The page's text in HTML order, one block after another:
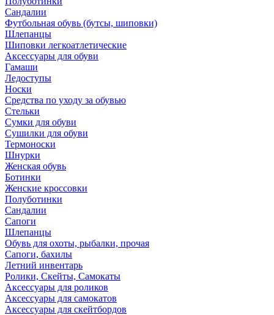
Сандалии
Футбольная обувь (бутсы, шиповки)
Шлепанцы
Шиповки легкоатлетические
Аксессуары для обуви
Гамаши
Ледоступы
Носки
Средства по уходу за обувью
Стельки
Сумки для обуви
Сушилки для обуви
Термоноски
Шнурки
Женская обувь
Ботинки
Женские кроссовки
Полуботинки
Сандалии
Сапоги
Шлепанцы
Обувь для охоты, рыбалки, прочая
Сапоги, бахилы
Летний инвентарь
Ролики, Скейты, Самокаты
Аксессуары для роликов
Аксессуары для самокатов
Аксессуары для скейтбордов